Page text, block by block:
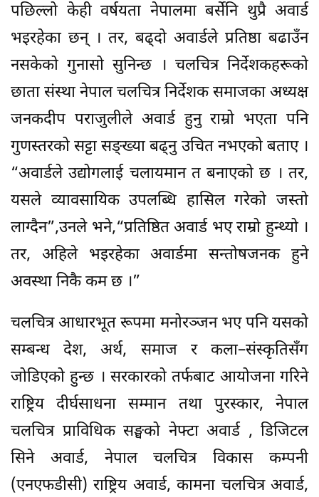
पछिल्लो केही वर्षयता नेपालमा बर्सेनि थुप्रै अवार्ड
भइरहेका छन् । तर, बढ्दो अवार्डले प्रतिष्ठा बढाउँन
नसकेको गुनासो सुनिन्छ । चलचित्र निर्देशकहरूको
छाता संस्था नेपाल चलचित्र निर्देशक समाजका अध्यक्ष
जनकदीप पराजुलीले अवार्ड हुनु राम्रो भएता पनि
गुणस्तरको सट्टा सङ्ख्या बढ्नु उचित नभएको बताए ।
“अवार्डले उद्योगलाई चलायमान त बनाएको छ । तर,
यसले व्यावसायिक उपलब्धि हासिल गरेको जस्तो
लाग्दैन”,उनले भने,“प्रतिष्ठित अवार्ड भए राम्रो हुन्थ्यो ।
तर, अहिले भइरहेका अवार्डमा सन्तोषजनक हुने
अवस्था निकै कम छ ।”
चलचित्र आधारभूत रूपमा मनोरञ्जन भए पनि यसको
सम्बन्ध देश, अर्थ, समाज र कला–संस्कृतिसँग
जोडिएको हुन्छ । सरकारको तर्फबाट आयोजना गरिने
राष्ट्रिय दीर्घसाधना सम्मान तथा पुरस्कार, नेपाल
चलचित्र प्राविधिक सङ्घको नेफ्टा अवार्ड , डिजिटल
सिने अवार्ड, नेपाल चलचित्र विकास कम्पनी
(एनएफडीसी) राष्ट्रिय अवार्ड, कामना चलचित्र अवार्ड,